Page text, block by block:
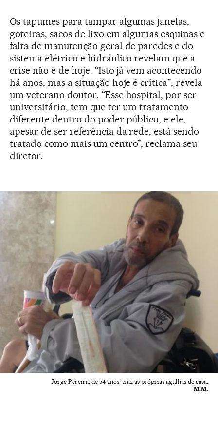
Os tapumes para tampar algumas janelas,
goteiras, sacos de lixo em algumas esquinas e
falta de manutenção geral de paredes e do
sistema elétrico e hidráulico revelam que a
crise não é de hoje. “Isto já vem acontecendo
há anos, mas a situação hoje é crítica”, revela
um veterano doutor. “Esse hospital, por ser
universitário, tem que ter um tratamento
diferente dentro do poder público, e ele,
apesar de ser referência da rede, está sendo
tratado como mais um centro”, reclama seu
diretor.
Jorge Pereira, de 54 anos, traz as próprias agulhas de casa.
M.M.